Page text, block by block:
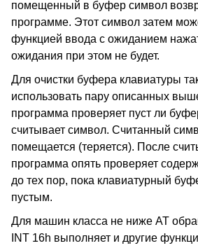
помещенный в буфер символ
программе. Этот символ затем
функцией ввода с ожиданием
ожидания при этом не будет.
Для очистки буфера клавиатуры
использовать пару описанных
программа проверяет пуст ли
считывает символ. Считанный
помещается (теряется). После
программа опять проверяет
до тех пор, пока клавиатурный
пустым.
Для машин класса не ниже AT
INT 16h выполняет и другие